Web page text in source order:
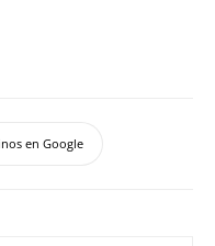
en Google